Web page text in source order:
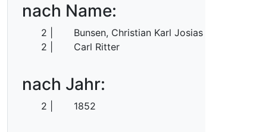
nach Name:
2
Bunsen, Christian Karl Josias von
2
Carl Ritter
nach Jahr:
2 1852